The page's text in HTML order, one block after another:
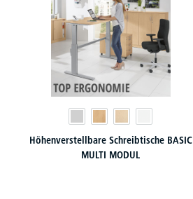
Höhenverstellbare Schreibtische BASIC
MULTI MODUL